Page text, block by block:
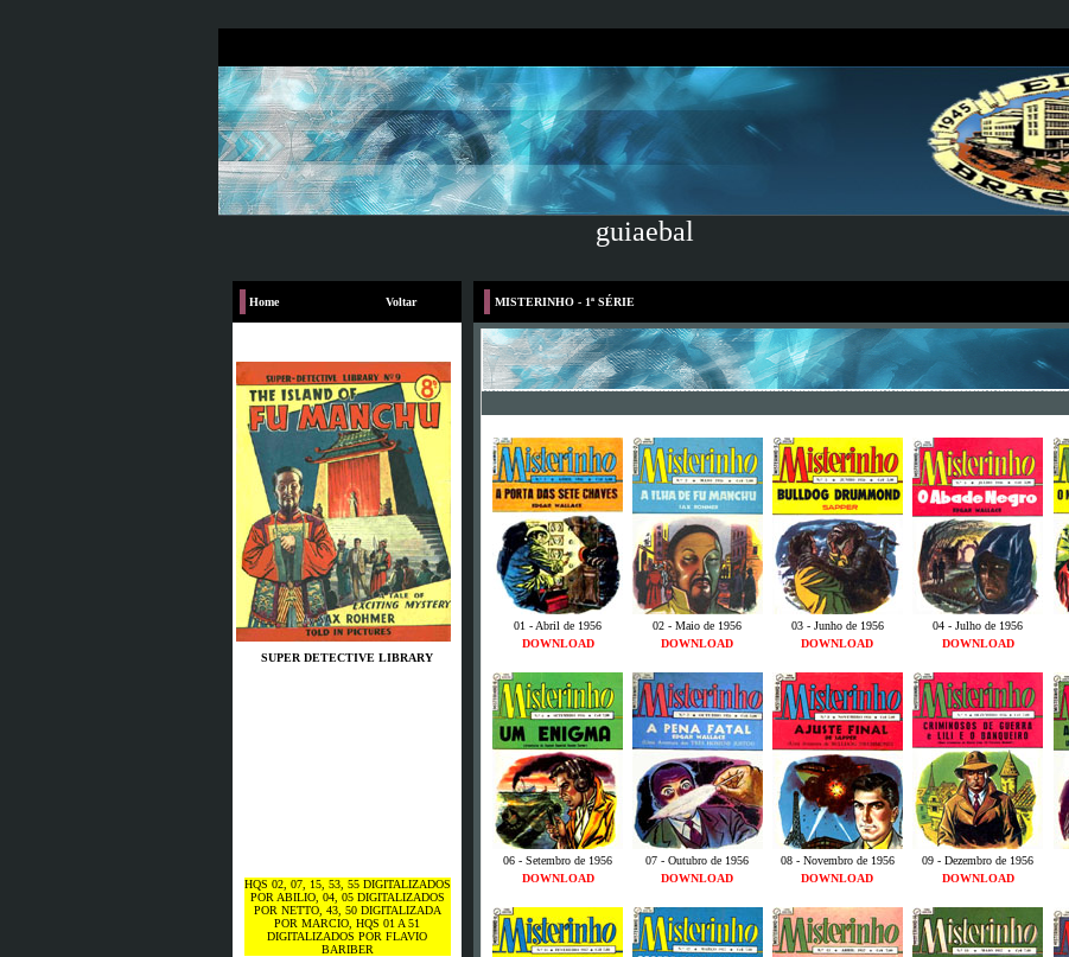
guiaebal
Home Voltar
SUPER DETECTIVE LIBRARY
HQS 02, 07, 15, 53, 55 DIGITALIZADOS
POR ABILIO, 04, 05 DIGITALIZADOS
POR NETTO, 43, 50 DIGITALIZADA
POR MARCIO, HQS 01 A 51
DIGITALIZADOS POR FLAVIO
BARIBER
MISTERINHO - 1ª SÉRIE
01 - Abril de 1956 02 - Maio de 1956 03 - Junho de 1956 04 - Julho de 1956
DOWNLOAD
DOWNLOAD DOWNLOAD DOWNLOAD
06 - Setembro de 1956 07 - Outubro de 1956 08 - Novembro de 1956 09 - Dezembro de 1956
DOWNLOAD
DOWNLOAD DOWNLOAD DOWNLOAD